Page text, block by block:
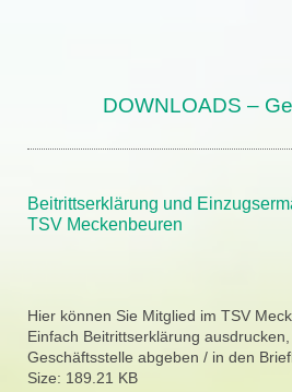
DOWNLOADS –
Beitrittserklärung und
TSV Meckenbeuren
Hier können Sie Mitglied im TSV
Einfach Beitrittserklärung
Geschäftsstelle abgeben / in den
Size: 189.21 KB